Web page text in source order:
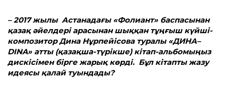
– 2017 жылы Астанадағы «Фолиант» баспасынан
қазақ әйелдері арасынан шыққан тұңғыш күйші-
композитор Дина Нұрпейісова туралы «ДИНА–
DINA» атты (қазақша-түрікше) кітап-альбомыңыз
дискісімен бірге жарық көрді. Бұл кітапты жазу
идеясы қалай туындады?